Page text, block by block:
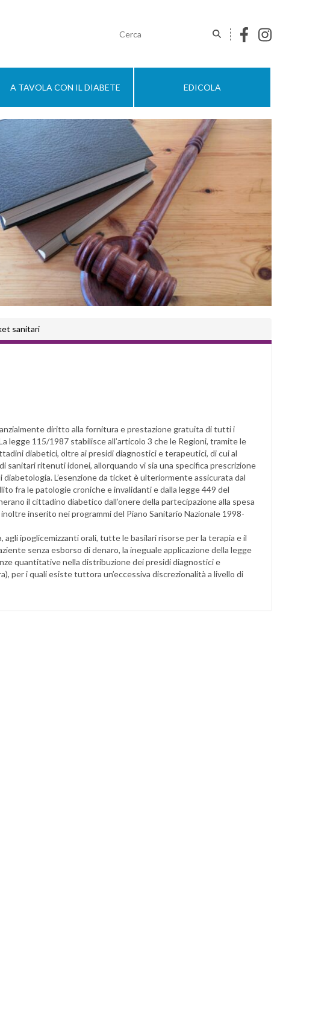
A TAVOLA CON IL DIABETE EDICOLA
sanitari
diritto alla fornitura e prestazione gratuita di tutti i
legge 115/1987 stabilisce all’articolo 3 che le Regioni, tramite le
diabetici, oltre ai presidi diagnostici e terapeutici, di cui al
ritenuti idonei, allorquando vi sia una specifica prescrizione
L’esenzione da ticket è ulteriormente assicurata dal
fra le patologie croniche e invalidanti e dalla legge 449 del
il cittadino diabetico dall’onere della partecipazione alla spesa
inserito nei programmi del Piano Sanitario Nazionale 1998-
agli ipoglicemizzanti orali, tutte le basilari risorse per la terapia e il
senza esborso di denaro, la ineguale applicazione della legge
quantitative nella distribuzione dei presidi diagnostici e
per i quali esiste tuttora un’eccessiva discrezionalità a livello di